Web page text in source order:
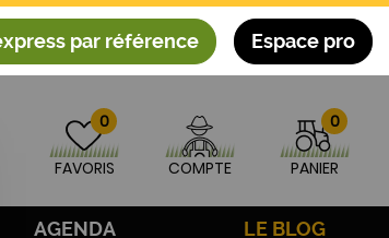
par référence Espace pro
0
FAVORIS COMPTE
0
PANIER
AGENDA LE BLOG